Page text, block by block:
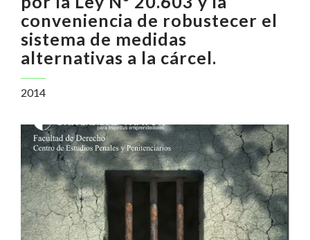
conveniencia de robustecer el
sistema de medidas
alternativas a la cárcel.
2014